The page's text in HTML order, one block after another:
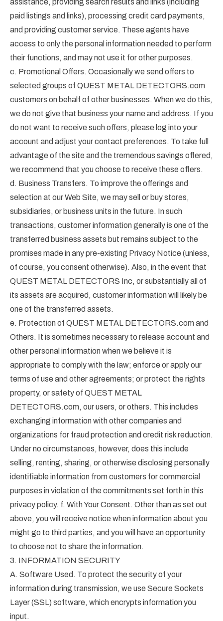
assistance, providing search results and links (including
paid listings and links), processing credit card payments,
and providing customer service. These agents have
access to only the personal information needed to perform
their functions, and may not use it for other purposes.
c. Promotional Offers. Occasionally we send offers to
selected groups of QUEST METAL DETECTORS.com
customers on behalf of other businesses. When we do this,
we do not give that business your name and address. If you
do not want to receive such offers, please log into your
account and adjust your contact preferences. To take full
advantage of the site and the tremendous savings offered,
we recommend that you choose to receive these offers.
d. Business Transfers. To improve the offerings and
selection at our Web Site, we may sell or buy stores,
subsidiaries, or business units in the future. In such
transactions, customer information generally is one of the
transferred business assets but remains subject to the
promises made in any pre-existing Privacy Notice (unless,
of course, you consent otherwise). Also, in the event that
QUEST METAL DETECTORS Inc, or substantially all of
its assets are acquired, customer information will likely be
one of the transferred assets.
e. Protection of QUEST METAL DETECTORS.com and
Others. It is sometimes necessary to release account and
other personal information when we believe it is
appropriate to comply with the law; enforce or apply our
terms of use and other agreements; or protect the rights
property, or safety of QUEST METAL
DETECTORS.com, our users, or others. This includes
exchanging information with other companies and
organizations for fraud protection and credit risk reduction.
Under no circumstances, however, does this include
selling, renting, sharing, or otherwise disclosing personally
identifiable information from customers for commercial
purposes in violation of the commitments set forth in this
privacy policy. f. With Your Consent. Other than as set out
above, you will receive notice when information about you
might go to third parties, and you will have an opportunity
to choose not to share the information.
3. INFORMATION SECURITY
A. Software Used. To protect the security of your
information during transmission, we use Secure Sockets
Layer (SSL) software, which encrypts information you
input.